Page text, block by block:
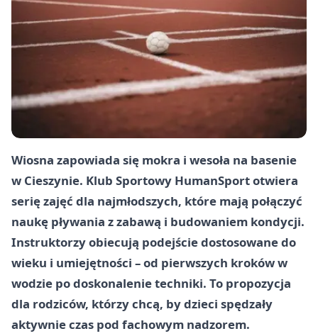
Wiosna zapowiada się mokra i wesoła na basenie
w Cieszynie. Klub Sportowy HumanSport otwiera
serię zajęć dla najmłodszych, które mają połączyć
naukę pływania z zabawą i budowaniem kondycji.
Instruktorzy obiecują podejście dostosowane do
wieku i umiejętności – od pierwszych kroków w
wodzie po doskonalenie techniki. To propozycja
dla rodziców, którzy chcą, by dzieci spędzały
aktywnie czas pod fachowym nadzorem.